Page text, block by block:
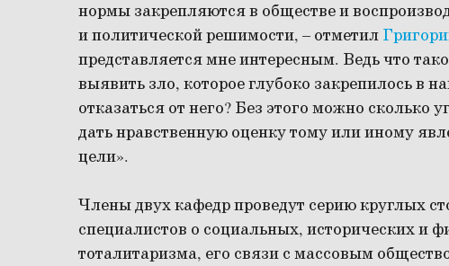
нормы закрепляются в обществе и
и политической решимости, – отметил
представляется мне интересным. Ведь что
выявить зло, которое глубоко закрепилось в
отказаться от него? Без этого можно сколько
дать нравственную оценку тому или иному
цели».
Члены двух кафедр проведут серию круглых
специалистов о социальных, исторических и
тоталитаризма, его связи с массовым